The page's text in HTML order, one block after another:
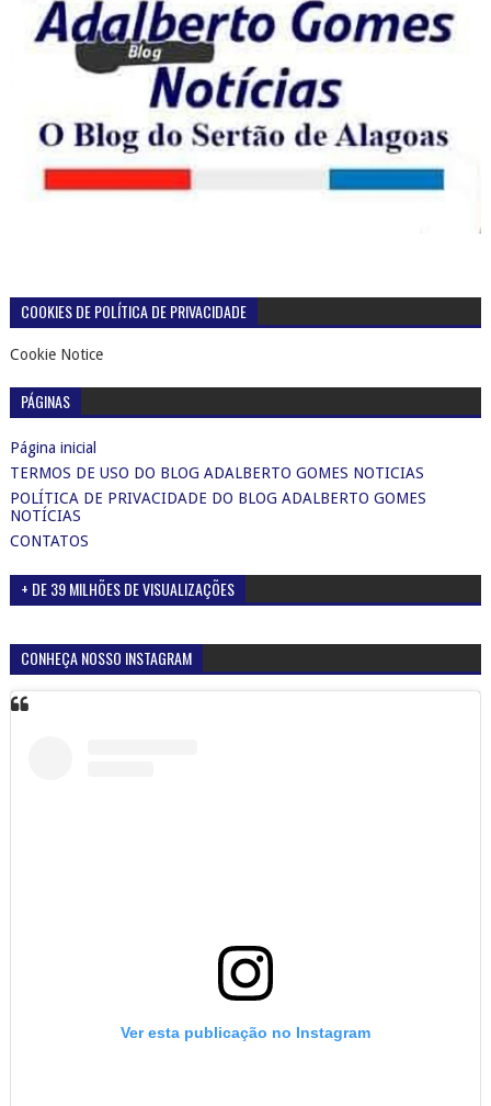
COOKIES DE POLÍTICA DE PRIVACIDADE
Cookie Notice
PÁGINAS
Página inicial
TERMOS DE USO DO BLOG ADALBERTO GOMES NOTICIAS
POLÍTICA DE PRIVACIDADE DO BLOG ADALBERTO GOMES
NOTÍCIAS
CONTATOS
+ DE 39 MILHÕES DE VISUALIZAÇÕES
CONHEÇA NOSSO INSTAGRAM
Ver esta publicação no Instagram